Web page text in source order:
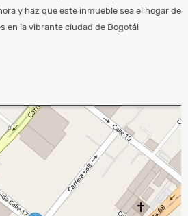
y haz que este inmueble sea el hogar de
en la vibrante ciudad de Bogotá!